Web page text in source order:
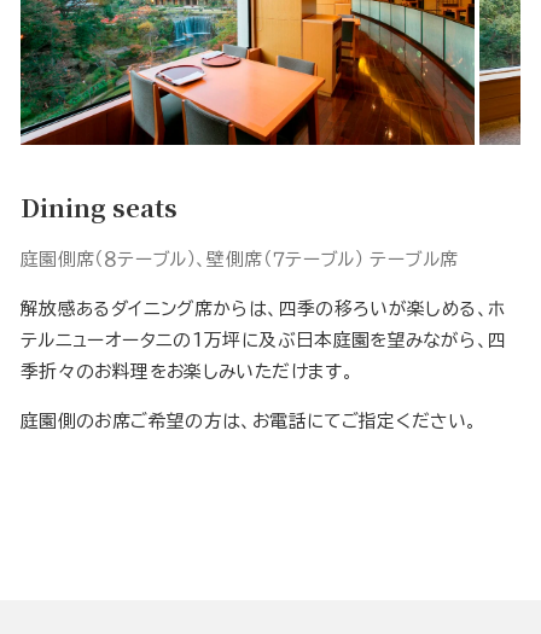
Dining seats
庭園側席（８テーブル）、壁側席（７テーブル） テーブル席
解放感あるダイニング席からは、四季の移ろいが楽しめる、ホ
テルニューオータニの1万坪に及ぶ日本庭園を望みながら、四
季折々のお料理をお楽しみいただけます。
庭園側のお席ご希望の方は、お電話にてご指定ください。